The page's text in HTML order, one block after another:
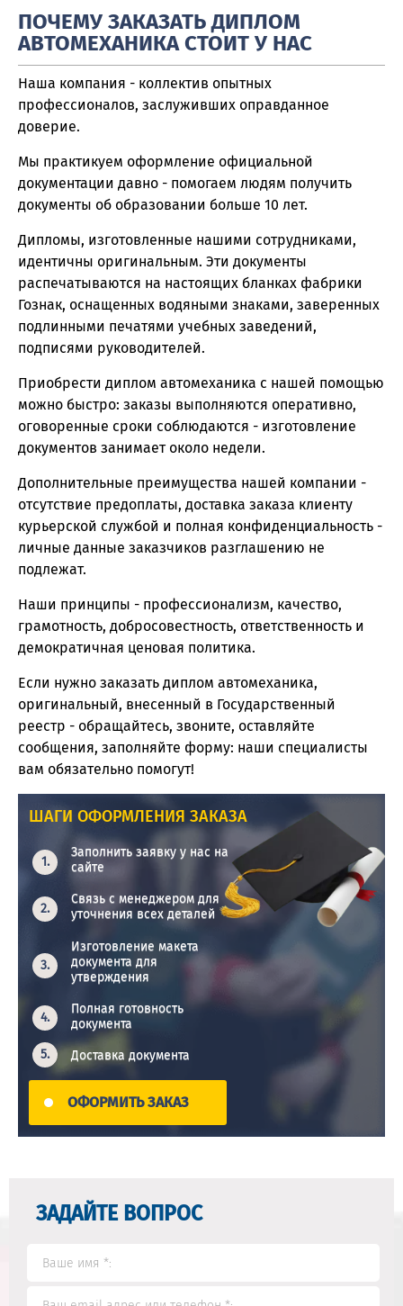
ПОЧЕМУ ЗАКАЗАТЬ ДИПЛОМ
АВТОМЕХАНИКА СТОИТ У НАС
Наша компания - коллектив опытных
профессионалов, заслуживших оправданное
доверие.
Мы практикуем оформление официальной
документации давно - помогаем людям получить
документы об образовании больше 10 лет.
Дипломы, изготовленные нашими сотрудниками,
идентичны оригинальным. Эти документы
распечатываются на настоящих бланках фабрики
Гознак, оснащенных водяными знаками, заверенных
подлинными печатями учебных заведений,
подписями руководителей.
Приобрести диплом автомеханика с нашей помощью
можно быстро: заказы выполняются оперативно,
оговоренные сроки соблюдаются - изготовление
документов занимает около недели.
Дополнительные преимущества нашей компании -
отсутствие предоплаты, доставка заказа клиенту
курьерской службой и полная конфиденциальность -
личные данные заказчиков разглашению не
подлежат.
Наши принципы - профессионализм, качество,
грамотность, добросовестность, ответственность и
демократичная ценовая политика.
Если нужно заказать диплом автомеханика,
оригинальный, внесенный в Государственный
реестр - обращайтесь, звоните, оставляйте
сообщения, заполняйте форму: наши специалисты
вам обязательно помогут!
ШАГИ ОФОРМЛЕНИЯ ЗАКАЗА
Заполнить заявку у нас на
сайте
Связь с менеджером для
уточнения всех деталей
Изготовление макета
документа для
утверждения
Полная готовность
документа
Доставка документа
ОФОРМИТЬ ЗАКАЗ
ЗАДАЙТЕ ВОПРОС